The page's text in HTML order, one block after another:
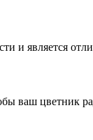
и является
ваш цветник